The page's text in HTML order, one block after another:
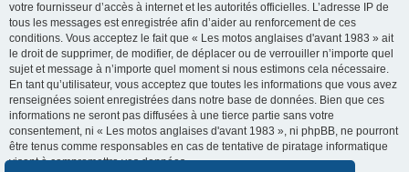
votre fournisseur d’accès à internet et les autorités officielles. L’adresse IP de
tous les messages est enregistrée afin d’aider au renforcement de ces
conditions. Vous acceptez le fait que « Les motos anglaises d'avant 1983 » ait
le droit de supprimer, de modifier, de déplacer ou de verrouiller n’importe quel
sujet et message à n’importe quel moment si nous estimons cela nécessaire.
En tant qu’utilisateur, vous acceptez que toutes les informations que vous avez
renseignées soient enregistrées dans notre base de données. Bien que ces
informations ne seront pas diffusées à une tierce partie sans votre
consentement, ni « Les motos anglaises d'avant 1983 », ni phpBB, ne pourront
être tenus comme responsables en cas de tentative de piratage informatique
visant à compromettre vos données.